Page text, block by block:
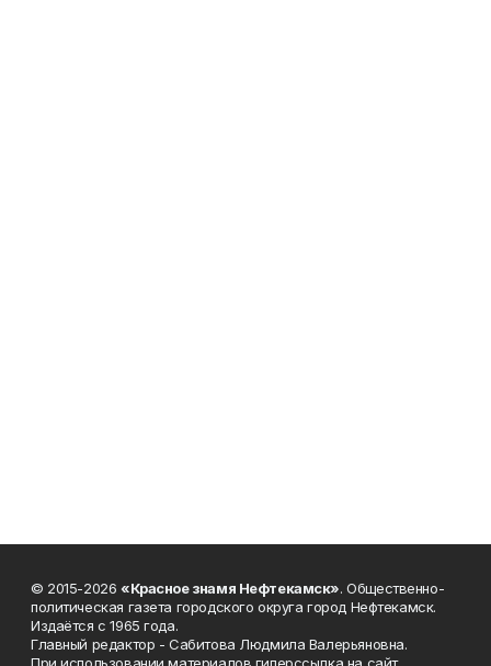
© 2015-2026 «Красное знамя Нефтекамск». Общественно-
политическая газета городского округа город Нефтекамск.
Издаётся с 1965 года.
Главный редактор - Сабитова Людмила Валерьяновна.